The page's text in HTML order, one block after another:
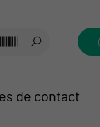
de contact